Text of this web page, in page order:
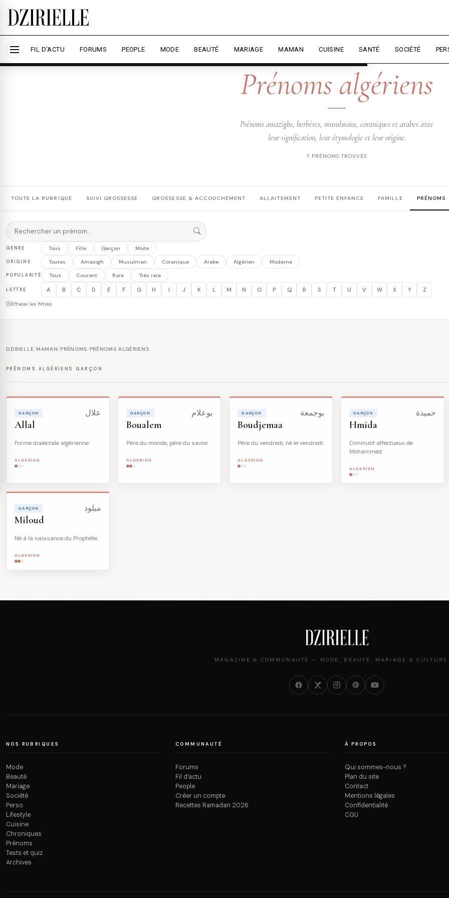
Nous utilisons des cookies pour améliorer votre expérience et mesurer l'audience.
Accepter tout Personnaliser
FIL D'ACTU FORUMS PEOPLE MODE BEAUTÉ MARIAGE MAMAN CUISINE SANTÉ SOCIÉTÉ
Prénoms algériens
Prénoms amazighs, berbères, musulmans, coraniques et arabes avec
leur signification, leur étymologie et leur origine.
7 PRÉNOMS TROUVÉS
TOUTE LA RUBRIQUE SUIVI GROSSESSE GROSSESSE & ACCOUCHEMENT ALLAITEMENT PETITE ENFANCE FAMILLE PRÉNOMS
GENRE Tous Fille Garçon Mixte
ORIGINE Toutes Amazigh Musulman Coranique Arabe Algérien Moderne
POPULARITÉ Tous Courant Rare Très rare
LETTRE A B C D E F G H I J K L M N O P Q R S T U V W X Y Z
Effacer les filtres
DZIRIELLE/ MAMAN/ PRÉNOMS/ PRÉNOMS ALGÉRIENS
PRÉNOMS ALGÉRIENS GARÇON
GARÇON علال
Allal
Forme dialectale algérienne
ALGERIEN
GARÇON بوعلام
Boualem
Père du monde, père du savoir
ALGERIEN
GARÇON بوجمعة
Boudjemaa
Père du vendredi, né le vendredi
ALGERIEN
GARÇON حميدة
Hmida
Diminutif affectueux de
Mohammed
ALGERIEN
GARÇON ميلود
Miloud
Né à la naissance du Prophète
ALGERIEN
MAGAZINE & COMMUNAUTÉ — MODE, BEAUTÉ, MARIAGE & CULTURE
NOS RUBRIQUES
Mode
Beauté
Mariage
Société
Perso
Lifestyle
Cuisine
Chroniques
Prénoms
Tests et quiz
Archives
COMMUNAUTÉ
Forums
Fil d’actu
People
Créer un compte
Recettes Ramadan 2026
À PROPOS
Qui sommes-nous ?
Plan du site
Contact
Mentions légales
Confidentialité
CGU